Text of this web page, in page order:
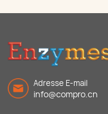
Adresse E-mail
info@compro.cn